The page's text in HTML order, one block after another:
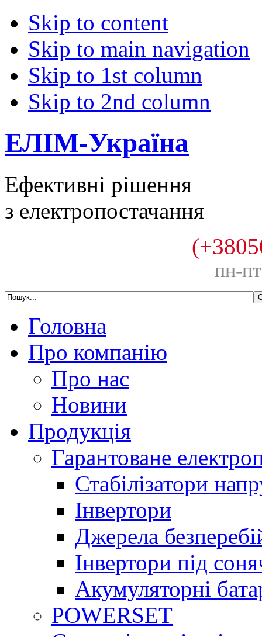
Skip to content
Skip to main navigation
Skip to 1st column
Skip to 2nd column
ЕЛІМ-Україна
Ефективні рішення
з електропостачання
пн-
Головна
Про компанію
Про нас
Новини
Продукція
Гарантоване
Стабілізатори
Інвертори
Джерела
Інвертори під
Акумуляторні
POWERSET